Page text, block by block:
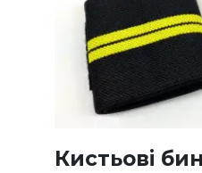
Кистьові